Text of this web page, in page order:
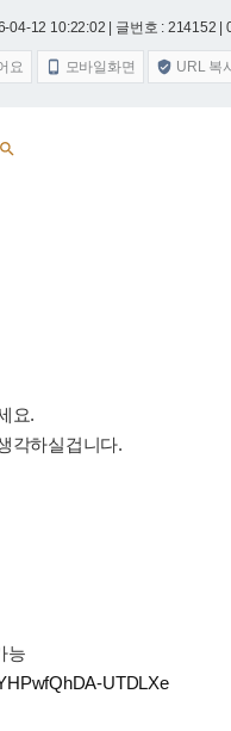
04-12 10:22:02 | 글번호 : 214152 |
요  모바일화면  URL 복

요.
각하실겁니다.
능
UTDLXe